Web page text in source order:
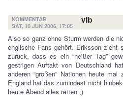
KOMMENTAR
SAT, 10 JUN 2006, 17:05
vib
Also so ganz ohne Sturm werden die
englische Fans gehört. Eriksson zieht
zurück, dass es ein “heißer Tag”
gestrigen Auftakt von Deutschland
anderen “großen” Nationen heute
England hat das zumindest nicht
heute Abend alles retten ;)